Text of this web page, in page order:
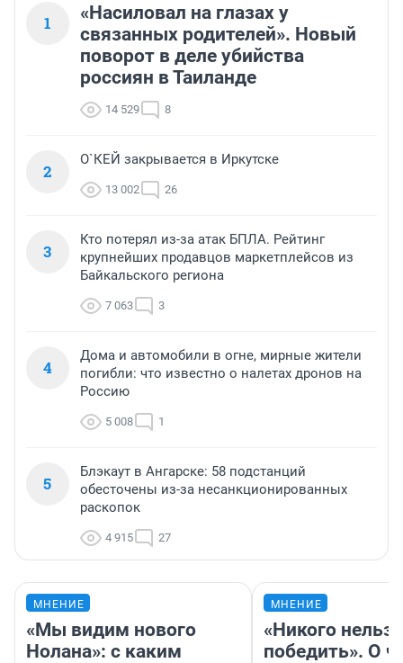
1
«Насиловал на глазах у
связанных родителей». Новый
поворот в деле убийства
россиян в Таиланде
14 529 8
2
О`КЕЙ закрывается в Иркутске
13 002 26
3
Кто потерял из-за атак БПЛА. Рейтинг
крупнейших продавцов маркетплейсов из
Байкальского региона
7 063 3
4
Дома и автомобили в огне, мирные жители
погибли: что известно о налетах дронов на
Россию
5 008 1
5
Блэкаут в Ангарске: 58 подстанций
обесточены из-за несанкционированных
раскопок
4 915 27
МНЕНИЕ
«Мы видим нового
Нолана»: с каким
МНЕНИЕ
«Никого нельзя
победить». О